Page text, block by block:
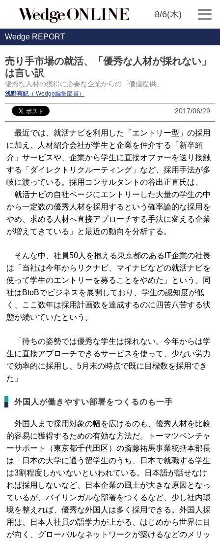
8/6(木)
Wedge REPORT
売り手市場の就活、「優秀な人材が採れない」
は言い訳
優秀な人材の獲得に必要な企業からの「価値提供」
浅野有紀（ Wedge編集部員）
2017/06/29
最近では、就活ナビを利用した「エントリー型」の採用
に加え、人材紹介会社が学生と企業を仲介する「新卒紹
介」サービスや、企業から学生に直接オファーを送り接触
する「ダイレクトリクルーティング」など、採用手法が多
岐に渡っている。採用コンサルタントの谷出正直氏は、
「就活ナビの自社ページにエントリーした大量の学生の中
から一定数の優秀人材を採用するという確率論的な採用を
やめ、求める人材へ直接アプローチする手法に変える企業
が増えてきている」と最近の動向を分析する。
そんな中、社員50人を抱える東京都のあるIT企業の社長
は「当社は今年からリクナビ、マイナビなどの就活ナビを
使って学生のエントリーを募ることをやめた」という。同
社はBtoBでビジネスを展開しており、学生の認知度が低
く、ここ数年は採用計画数を達成するのに四苦八苦する状
態が続いていたという。
「待ちの姿勢では優秀な学生は採れない。今年からは学
生に直接アプローチできるサービスを使って、少ない労力
で効率的に採用し、5月末の時点で既に目標数を採用でき
た」
外国人が働きやすい部署をつくるのも一手
外国人まで採用対象の幅を広げるのも、優秀人材を比較
的容易に獲得するための有効な方法だ。トーマツベンチャ
ーサポート（東京都千代田区）の斎藤祐馬事業統括本部長
は「日本の大学に通う留学生のうち、日本で就職する学生
は3割程度しかいないといわれている。日本語が話せなけ
れば採用しないなど、日本企業の風土が大きな原因となっ
ているが、バイリンガルな部署をつくるなど、少し社内環
境を整えれば、優秀な外国人は多く採用できる。外国人採
用は、日本人社員の語学力が上がる、はじめから世界に目
が向く、グローバルなネットワークが築けるなどのメリッ